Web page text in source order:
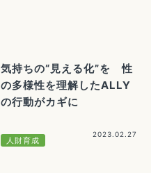
気持ちの“見える化”を 性
の多様性を理解したALLY
の行動がカギに
人財育成
2023.02.27